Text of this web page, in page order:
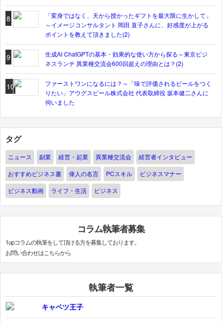
8
「変身ではなく、天から授かったギフトを最大限に生かして」
～イメージコンサルタント 岡田 直子さんに、好感度が上がる
ポイントを教えて頂きました(2)
9
生成AI ChatGPTの基本・効果的な使い方から探る～東京ビジ
ネスランチ 異業種交流会600回超えの理由とは？(2)
10
ファーストワンになるには？～「味で評価されるビールをつく
りたい」アウグスビール株式会社 代表取締役 坂本健二さんに
伺いました
タグ
ニュース 副業 経営・起業 異業種交流会
経営者インタビュー
おすすめビジネス書
偉人の名言 PCスキル
ビジネスマナー
ビジネス動画
ライフ・生活 ビジネス
コラム執筆者募集
1upコラムの執筆をして頂ける方を募集しております。
お問い合わせはこちらから
執筆者一覧
キャベツ王子